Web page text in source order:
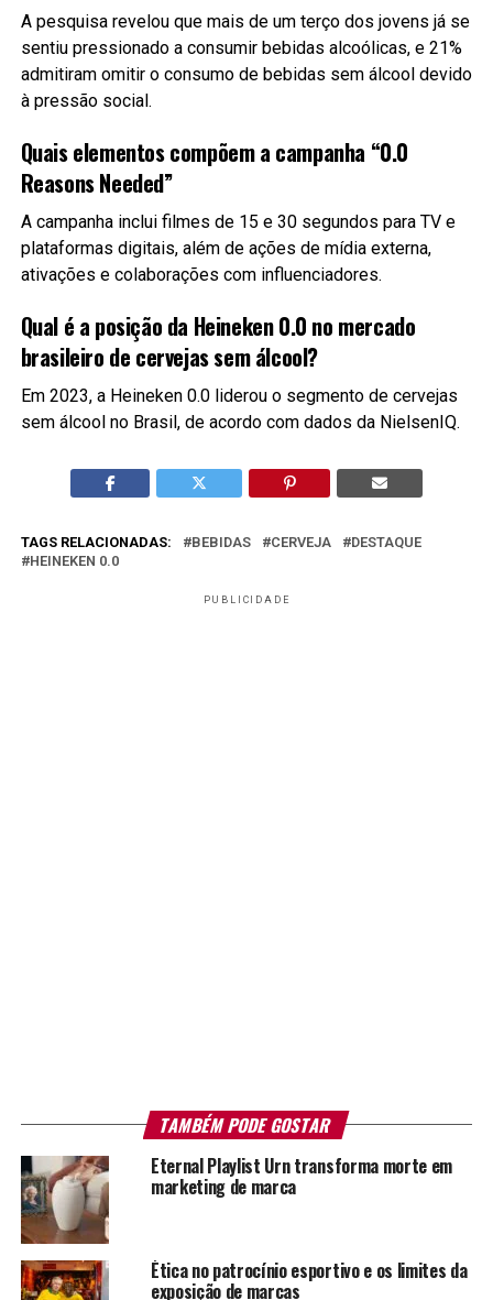
A pesquisa revelou que mais de um terço dos jovens já se
sentiu pressionado a consumir bebidas alcoólicas, e 21%
admitiram omitir o consumo de bebidas sem álcool devido
à pressão social.
Quais elementos compõem a campanha “0.0
Reasons Needed”
A campanha inclui filmes de 15 e 30 segundos para TV e
plataformas digitais, além de ações de mídia externa,
ativações e colaborações com influenciadores.
Qual é a posição da Heineken 0.0 no mercado
brasileiro de cervejas sem álcool?
Em 2023, a Heineken 0.0 liderou o segmento de cervejas
sem álcool no Brasil, de acordo com dados da NielsenIQ.
TAGS RELACIONADAS: BEBIDAS CERVEJA
DESTAQUE
HEINEKEN 0.0
PUBLICIDADE
TAMBÉM PODE GOSTAR
Eternal Playlist Urn transforma morte em
marketing de marca
Ética no patrocínio esportivo e os limites da
exposição de marcas